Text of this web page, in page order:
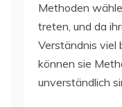
Methoden
treten, und da
Verständnis viel
können sie
unverständlich